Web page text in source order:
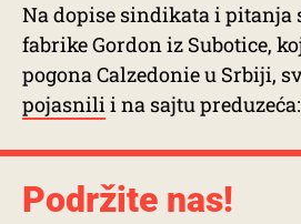
Na dopise sindikata i
fabrike Gordon iz Subotice,
pogona Calzedonie u Srbiji,
pojasnilii na sajtu preduzeća:
Podržite nas!